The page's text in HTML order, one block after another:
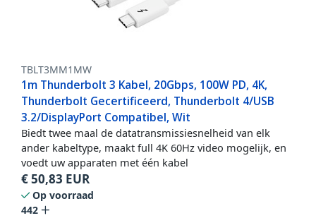
TBLT3MM1MW
1m Thunderbolt 3 Kabel, 20Gbps, 100W PD, 4K,
Thunderbolt Gecertificeerd, Thunderbolt 4/USB
3.2/DisplayPort Compatibel, Wit
Biedt twee maal de datatransmissiesnelheid van elk
ander kabeltype, maakt full 4K 60Hz video mogelijk, en
voedt uw apparaten met één kabel
€50,83 EUR
Op voorraad
442